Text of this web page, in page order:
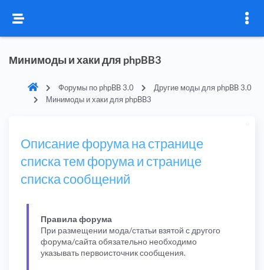
Минимоды и хаки для phpBB3
Форумы по phpBB 3.0
Другие моды для phpBB 3.0
Минимоды и хаки для phpBB3
Описание форума на странице
списка тем форума и странице
списка сообщений
Правила форума
При размещении мода/статьи взятой с другого
форума/сайта обязательно необходимо
указывать первоисточник сообщения.